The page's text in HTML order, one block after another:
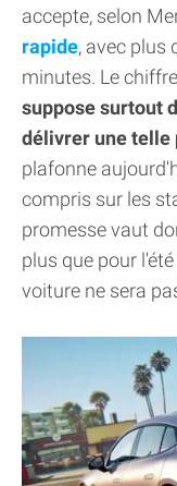
accepte, selon
rapide, avec plus
minutes. Le
suppose surtout
délivrer une telle
plafonne
compris sur les
promesse vaut
plus que pour
voiture ne sera